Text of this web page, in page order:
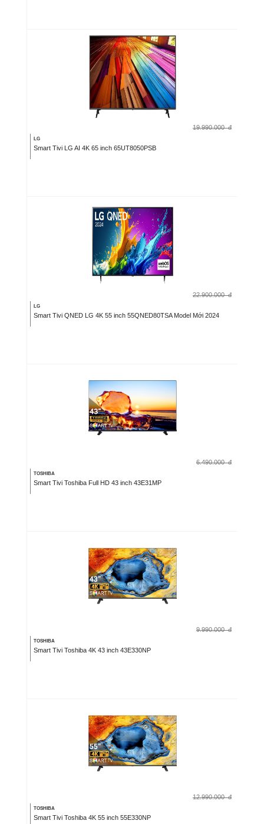
19.990.000 đ
LG
Smart Tivi LG AI 4K 65 inch 65UT8050PSB
22.900.000 đ
LG
Smart Tivi QNED LG 4K 55 inch 55QNED80TSA Model Mới 2024
6.490.000 đ
TOSHIBA
Smart Tivi Toshiba Full HD 43 inch 43E31MP
9.990.000 đ
TOSHIBA
Smart Tivi Toshiba 4K 43 inch 43E330NP
12.990.000 đ
TOSHIBA
Smart Tivi Toshiba 4K 55 inch 55E330NP